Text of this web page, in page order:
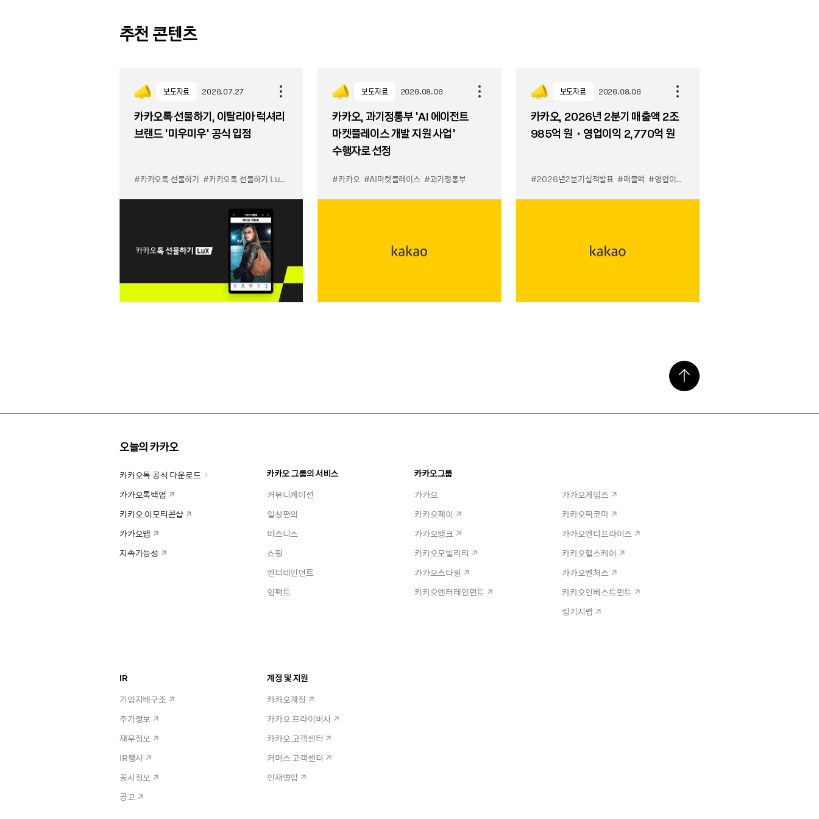
추천 콘텐츠
보도자료 2026.07.27
카카오톡 선물하기, 이탈리아 럭셔리
브랜드 '미우미우' 공식 입점
#카카오톡 선물하기 #카카오톡 선물하기 LuX 미우미우 입점 #선물하기 LuX #선물하기 미우미우 입점
보도자료 2026.08.06
카카오, 과기정통부 ‘AI 에이전트
마켓플레이스 개발 지원 사업’
수행자로 선정
#카카오 #AI마켓플레이스 #과기정통부
보도자료 2026.08.06
카카오, 2026년 2분기 매출액 2조
985억 원・영업이익 2,770억 원
#2026년2분기실적발표 #매출액 #영업이익
오늘의 카카오
카카오톡 공식 다운로드
카카오톡백업
카카오 이모티콘샵
카카오맵
지속가능성
카카오 그룹의 서비스
커뮤니케이션
일상편의
비즈니스
쇼핑
엔터테인먼트
임팩트
카카오그룹
카카오
카카오페이
카카오뱅크
카카오모빌리티
카카오스타일
카카오엔터테인먼트
카카오게임즈
카카오픽코마
카카오엔터프라이즈
카카오헬스케어
카카오벤처스
카카오인베스트먼트
링키지랩
IR
기업지배구조
주가정보
재무정보
IR행사
공시정보
공고
계정 및 지원
카카오계정
카카오 프라이버시
카카오 고객센터
커머스 고객센터
인재영입